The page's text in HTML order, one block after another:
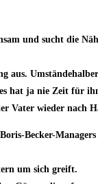
und sucht die
aus.
hat ja nie Zeit für
Vater wieder nach
Becker-
um sich greift.